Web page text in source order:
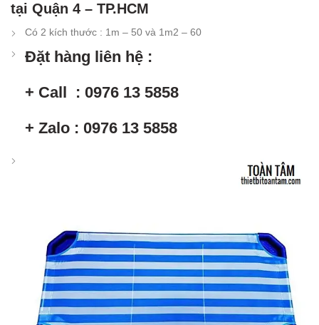
tại Quận 4 – TP.HCM
Có 2 kích thước : 1m – 50 và 1m2 – 60
Đặt hàng liên hệ :
+ Call : 0976 13 5858
+ Zalo : 0976 13 5858